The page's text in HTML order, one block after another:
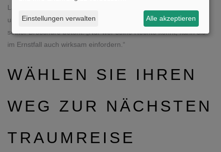
​​​​​​​Lassen Sie sich im Reisebüro beraten. Nur so genießen Sie die
umfassenden Rechte, die das Bundesministerium der Justiz in
seiner Broschüre betont: „Nur wer seine Rechte kennt, kann sie
im Ernstfall auch wirksam einfordern.“
WÄHLEN SIE IHREN
WEG ZUR NÄCHSTEN
TRAUMREISE
Einstellungen verwalten Alle akzeptieren